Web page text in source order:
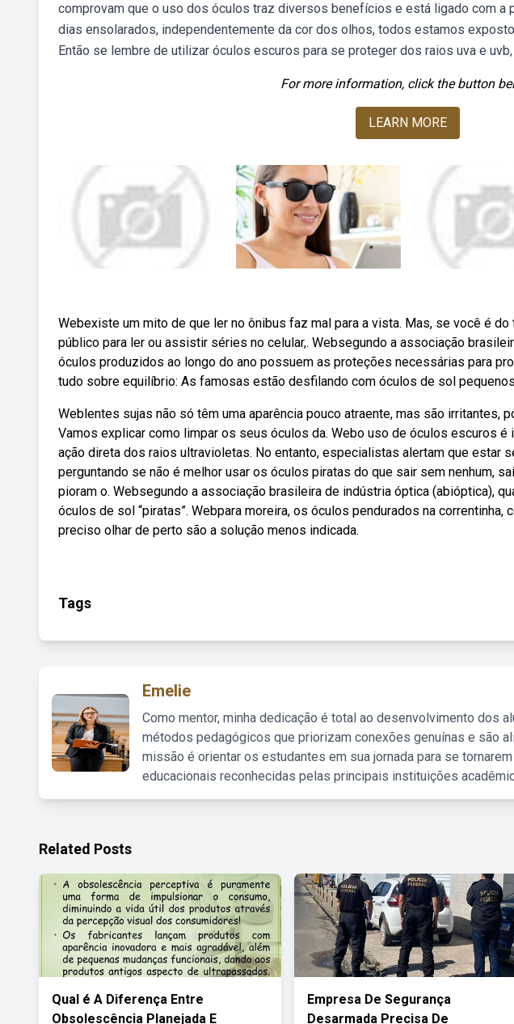
comprovam que o uso dos óculos traz diversos benefícios e está ligado com a
dias ensolarados, independentemente da cor dos olhos, todos estamos
Então se lembre de utilizar óculos escuros para se proteger dos raios uva e
For more information, click the button
LEARN MORE
Webexiste um mito de que ler no ônibus faz mal para a vista. Mas, se você é
público para ler ou assistir séries no celular,. Websegundo a associação
óculos produzidos ao longo do ano possuem as proteções necessárias para
tudo sobre equilíbrio: As famosas estão desfilando com óculos de sol
Weblentes sujas não só têm uma aparência pouco atraente, mas são irritantes,
Vamos explicar como limpar os seus óculos da. Webo uso de óculos escuros
ação direta dos raios ultravioletas. No entanto, especialistas alertam que estar
perguntando se não é melhor usar os óculos piratas do que sair sem nenhum,
pioram o. Websegundo a associação brasileira de indústria óptica (abióptica),
óculos de sol “piratas”. Webpara moreira, os óculos pendurados na
preciso olhar de perto são a solução menos indicada.
Tags
Emelie
Como mentor, minha dedicação é total ao desenvolvimento dos
métodos pedagógicos que priorizam conexões genuínas e são
missão é orientar os estudantes em sua jornada para se
educacionais reconhecidas pelas principais instituições
Related Posts
Qual é A Diferença Entre
Obsolescência Planejada E
Empresa De Segurança
Desarmada Precisa De